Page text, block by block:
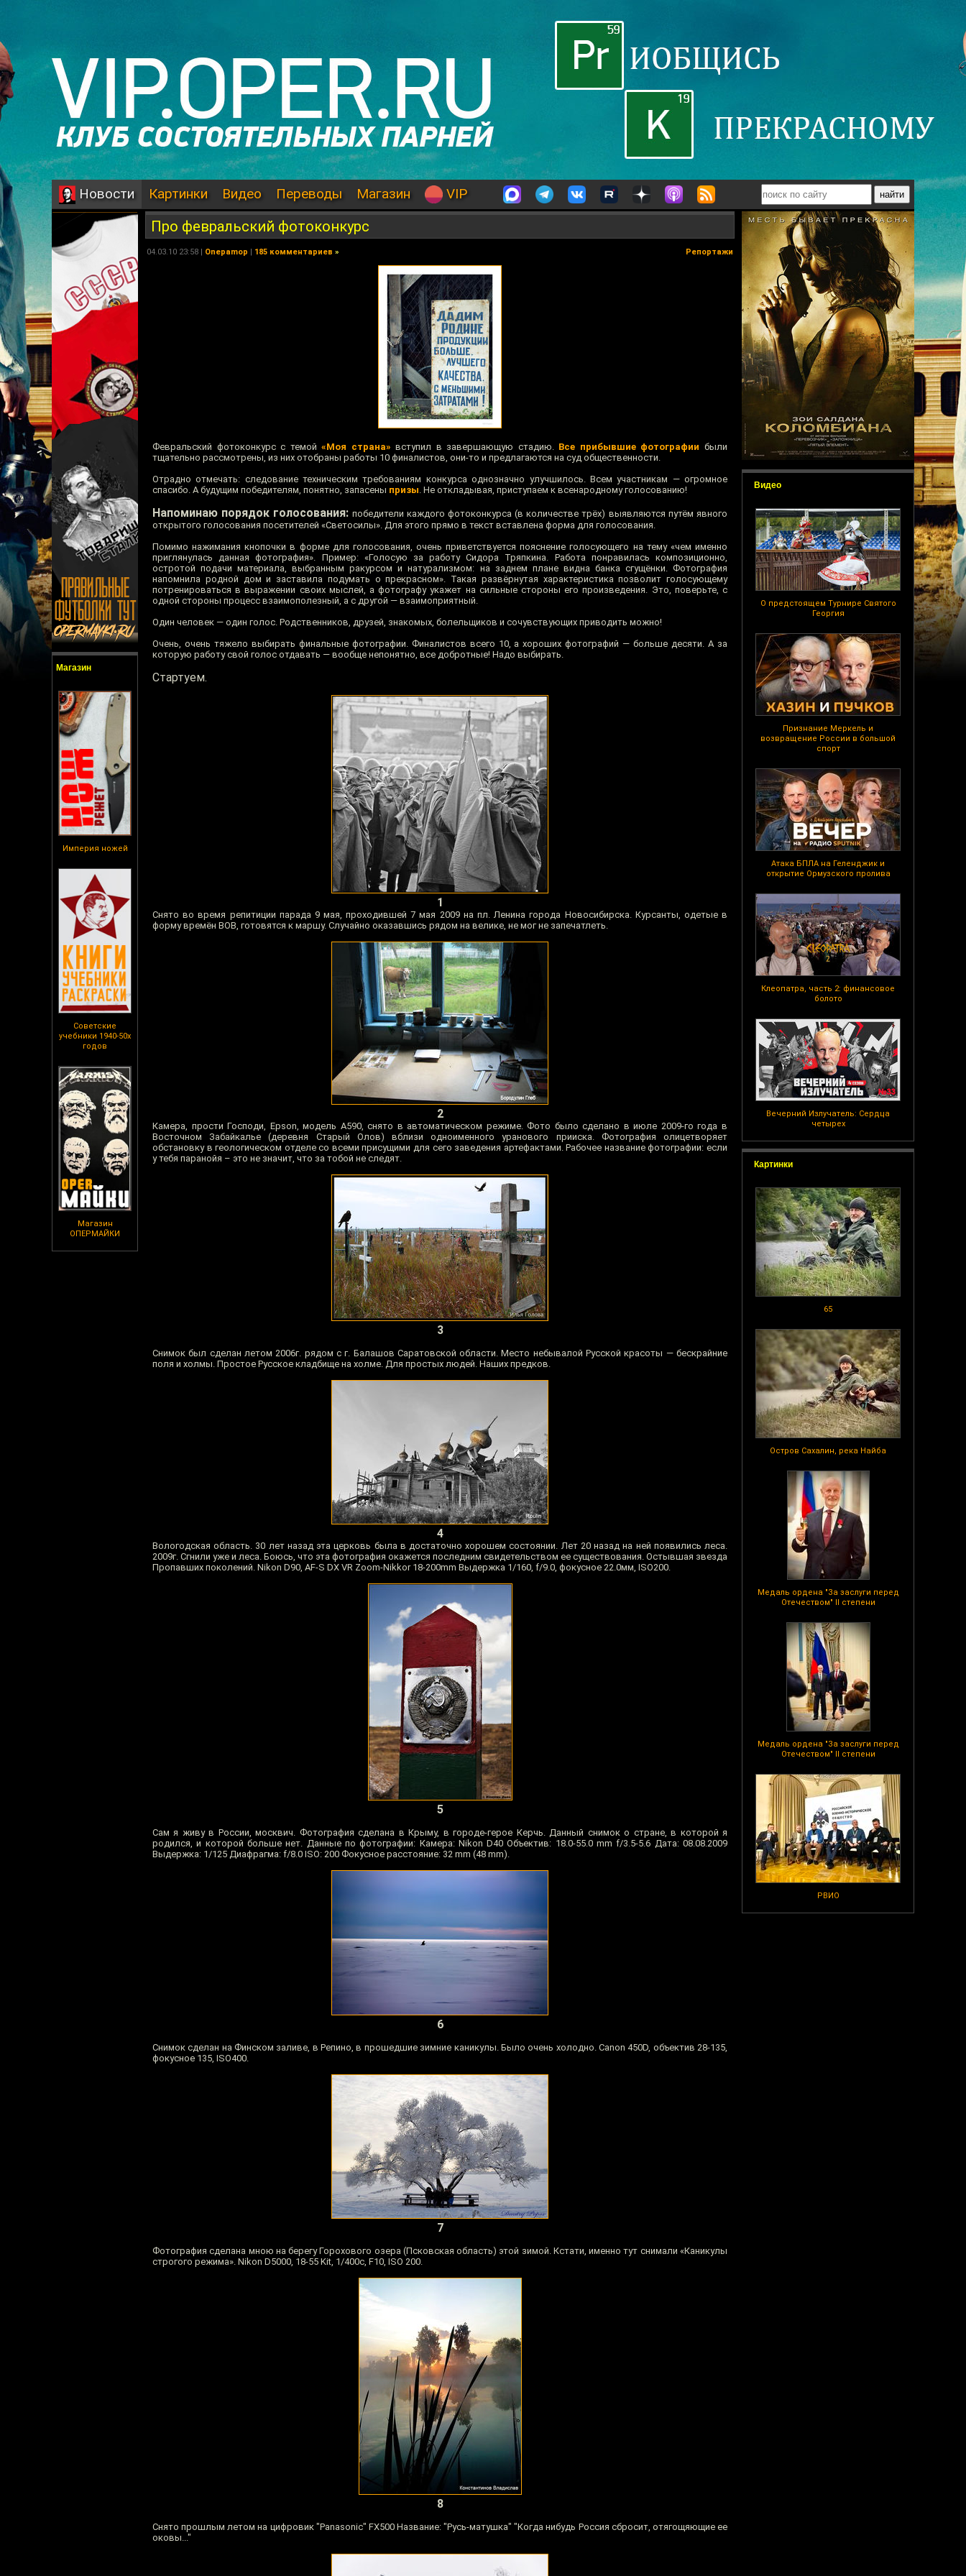
Новости Картинки Видео Переводы Магазин VIP
Магазин
Империя ножей
Советские
учебники 1940-50х
годов
Магазин
ОПЕРМАЙКИ
Видео
О предстоящем Турнире Святого
Георгия
Признание Меркель и
возвращение России в большой
спорт
Атака БПЛА на Геленджик и
открытие Ормузского пролива
Клеопатра, часть 2: финансовое
болото
Вечерний Излучатель: Сердца
четырех
Картинки
65
Остров Сахалин, река Найба
Медаль ордена "За заслуги перед
Отечеством" II степени
Медаль ордена "За заслуги перед
Отечеством" II степени
РВИО
Про февральский фотоконкурс
04.03.10 23:58 | Onepamop | 185 комментариев » Репортажи
Февральский фотоконкурс с темой«Моя страна» вступил в завершающую стадию. Все прибывшие фотографии были
тщательно рассмотрены, из них отобраны работы 10 финалистов, они-то и предлагаются на суд общественности.
Отрадно отмечать: следование техническим требованиям конкурса однозначно улучшилось. Всем участникам — огромное
спасибо. А будущим победителям, понятно, запасены призы. Не откладывая, приступаем к всенародному голосованию!
Напоминаю порядок голосования: победители каждого фотоконкурса (в количестве трёх) выявляются путём явного
открытого голосования посетителей «Светосилы». Для этого прямо в текст вставлена форма для голосования.
Помимо нажимания кнопочки в форме для голосования, очень приветствуется пояснение голосующего на тему «чем именно
приглянулась данная фотография». Пример: «Голосую за работу Сидора Тряпкина. Работа понравилась композиционно,
остротой подачи материала, выбранным ракурсом и натурализмом: на заднем плане видна банка сгущёнки. Фотография
напомнила родной дом и заставила подумать о прекрасном». Такая развёрнутая характеристика позволит голосующему
потренироваться в выражении своих мыслей, а фотографу укажет на сильные стороны его произведения. Это, поверьте, с
одной стороны процесс взаимополезный, а с другой — взаимоприятный.
Один человек — один голос. Родственников, друзей, знакомых, болельщиков и сочувствующих приводить можно!
Очень, очень тяжело выбирать финальные фотографии. Финалистов всего 10, а хороших фотографий — больше десяти. А за
которую работу свой голос отдавать — вообще непонятно, все добротные! Надо выбирать.
Стартуем.
1
Снято во время репитиции парада 9 мая, проходившей 7 мая 2009 на пл. Ленина города Новосибирска. Курсанты, одетые в
форму времён ВОВ, готовятся к маршу. Случайно оказавшись рядом на велике, не мог не запечатлеть.
2
Камера, прости Господи, Epson, модель A590, снято в автоматическом режиме. Фото было сделано в июле 2009-го года в
Восточном Забайкалье (деревня Старый Олов) вблизи одноименного уранового прииска. Фотография олицетворяет
обстановку в геологическом отделе со всеми присущими для сего заведения артефактами. Рабочее название фотографии: если
у тебя паранойя – это не значит, что за тобой не следят.
3
Снимок был сделан летом 2006г. рядом с г. Балашов Саратовской области. Место небывалой Русской красоты — бескрайние
поля и холмы. Простое Русское кладбище на холме. Для простых людей. Наших предков.
4
Вологодская область. 30 лет назад эта церковь была в достаточно хорошем состоянии. Лет 20 назад на ней появились леса.
2009г. Сгнили уже и леса. Боюсь, что эта фотография окажется последним свидетельством ее существования. Остывшая звезда
Пропавших поколений. Nikon D90, AF-S DX VR Zoom-Nikkor 18-200mm Выдержка 1/160, f/9.0, фокусное 22.0мм, ISO200.
5
Сам я живу в России, москвич. Фотография сделана в Крыму, в городе-герое Керчь. Данный снимок о стране, в которой я
родился, и которой больше нет. Данные по фотографии: Камера: Nikon D40 Объектив: 18.0-55.0 mm f/3.5-5.6 Дата: 08.08.2009
Выдержка: 1/125 Диафрагма: f/8.0 ISO: 200 Фокусное расстояние: 32 mm (48 mm).
6
Снимок сделан на Финском заливе, в Репино, в прошедшие зимние каникулы. Было очень холодно. Canon 450D, объектив 28-135,
фокусное 135, ISO400.
7
Фотография сделана мною на берегу Горохового озера (Псковская область) этой зимой. Кстати, именно тут снимали «Каникулы
строгого режима». Nikon D5000, 18-55 Kit, 1/400с, F10, ISO 200.
8
Снято прошлым летом на цифровик "Panasonic" FX500 Название: "Русь-матушка" "Когда нибудь Россия сбросит, отягощяющие ее
оковы..."